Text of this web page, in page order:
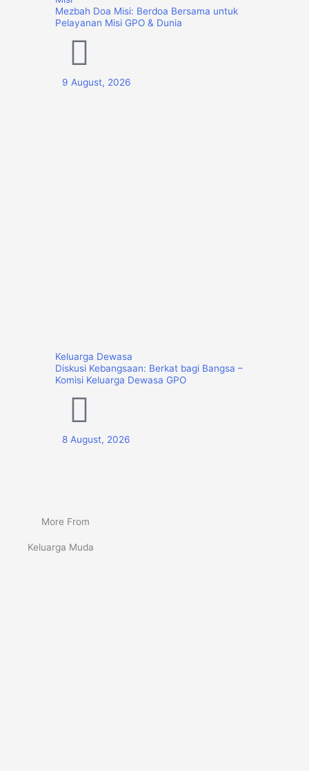
Mezbah Doa Misi: Berdoa Bersama untuk
Pelayanan Misi GPO & Dunia
9 August, 2026
Keluarga Dewasa
Diskusi Kebangsaan: Berkat bagi Bangsa –
Komisi Keluarga Dewasa GPO
8 August, 2026
More From
Keluarga Muda